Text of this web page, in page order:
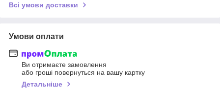
Всі умови доставки
Умови оплати
Ви отримаєте замовлення
або гроші повернуться на вашу картку
Детальніше